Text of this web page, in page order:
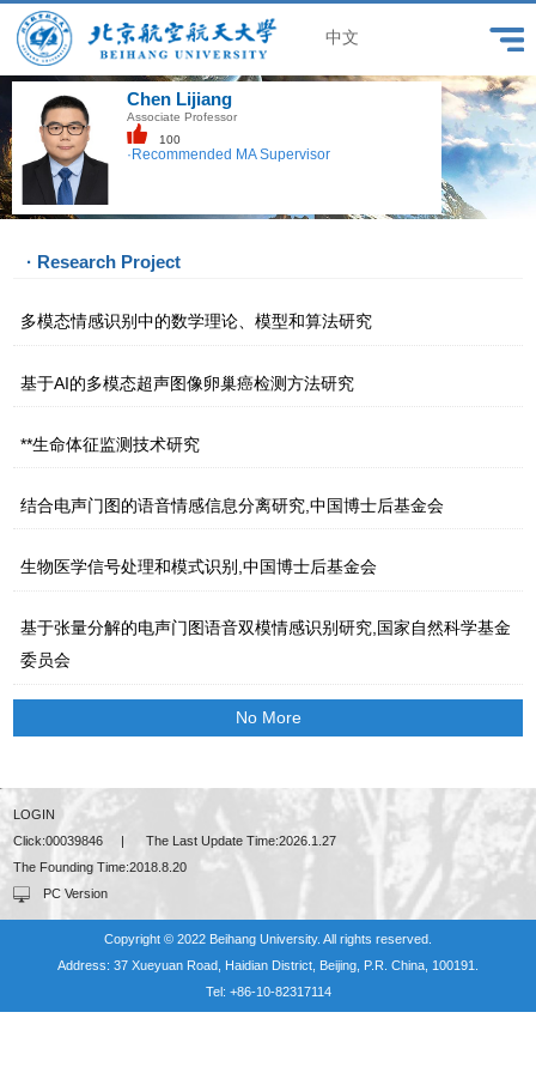
中文
Chen Lijiang
Associate Professor
100
·Recommended MA Supervisor
· Research Project
多模态情感识别中的数学理论、模型和算法研究
基于AI的多模态超声图像卵巢癌检测方法研究
**生命体征监测技术研究
结合电声门图的语音情感信息分离研究,中国博士后基金会
生物医学信号处理和模式识别,中国博士后基金会
基于张量分解的电声门图语音双模情感识别研究,国家自然科学基金
委员会
No More
LOGIN
Click:00039846 | The Last Update Time:2026 1 .27
The Founding Time:2018 .8 .20
PC Version
Copyright © 2022 Beihang University. All rights reserved.
Address: 37 Xueyuan Road, Haidian District, Beijing, P.R. China, 100191.
Tel: +86-10-82317114